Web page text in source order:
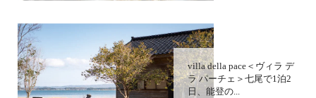
villa della pace＜ヴィラ デ
ラ パーチェ＞七尾で1泊2
日、能登の...